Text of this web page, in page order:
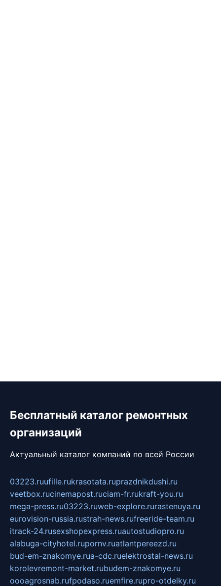
Бесплатный каталог ремонтных
организаций
Актуальный каталог компаний по всей России
03223.ruufille.rukrasotata.ruprazdnikdushi.ru
veetbox.rucinemapost.ruciam-fr.rukraft-you.ru
mega-press.ru03223.ruweb-explore.rurastenuya.ru
eurovision-russia.rustrah-news.rufreeride-team.ru
itrack-24.rusexshopexpress.ruautostudiopro.ru
alabuga-cityhotel.rupornv.ruatlantpereezd.ru
bud-em-znakomye.rua-cdc.ruelektrostal-news.ru
korolevremont-market.rubudem-znakomye.ru
oooagrosnab.rufpodaso.ruemfire.rupro-otdelky.ru